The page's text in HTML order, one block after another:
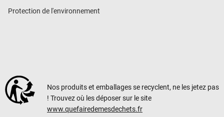
Protection de l'environnement
Nos produits et emballages se recyclent, ne les jetez pas
! Trouvez où les déposer sur le site
www.quefairedemesdechets.fr